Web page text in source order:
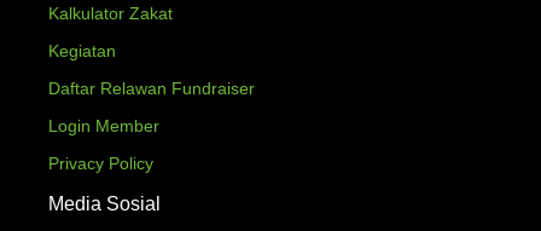
Kalkulator Zakat
Kegiatan
Daftar Relawan Fundraiser
Login Member
Privacy Policy
Media Sosial